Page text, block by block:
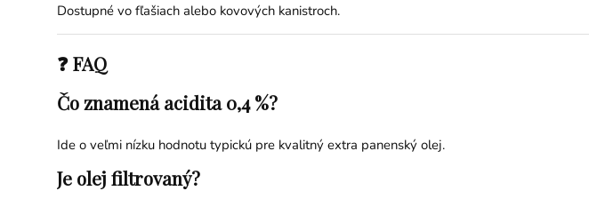
Dostupné vo fľašiach alebo kovových kanistroch.
❓ FAQ
Čo znamená acidita 0,4 %?
Ide o veľmi nízku hodnotu typickú pre kvalitný extra panenský olej.
Je olej filtrovaný?